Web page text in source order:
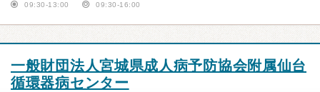
09:30-13:00 09:30-16:00
一般財団法人宮城県成人病予防協会附属仙台
循環器病センター